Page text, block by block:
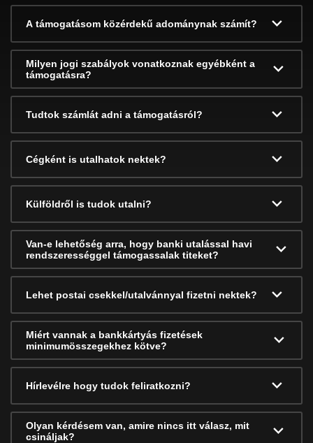
A támogatásom közérdekű adománynak számít?
Milyen jogi szabályok vonatkoznak egyébként a
támogatásra?
Tudtok számlát adni a támogatásról?
Cégként is utalhatok nektek?
Külföldről is tudok utalni?
Van-e lehetőség arra, hogy banki utalással havi
rendszerességgel támogassalak titeket?
Lehet postai csekkel/utalvánnyal fizetni nektek?
Miért vannak a bankkártyás fizetések
minimumösszegekhez kötve?
Hírlevélre hogy tudok feliratkozni?
Olyan kérdésem van, amire nincs itt válasz, mit
csináljak?